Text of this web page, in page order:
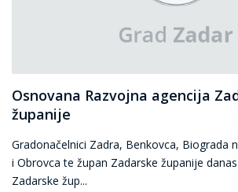
Osnovana Razvojna agencija
županije
Gradonačelnici Zadra, Benkovca, Biograda
i Obrovca te župan Zadarske županije
Zadarske žup...